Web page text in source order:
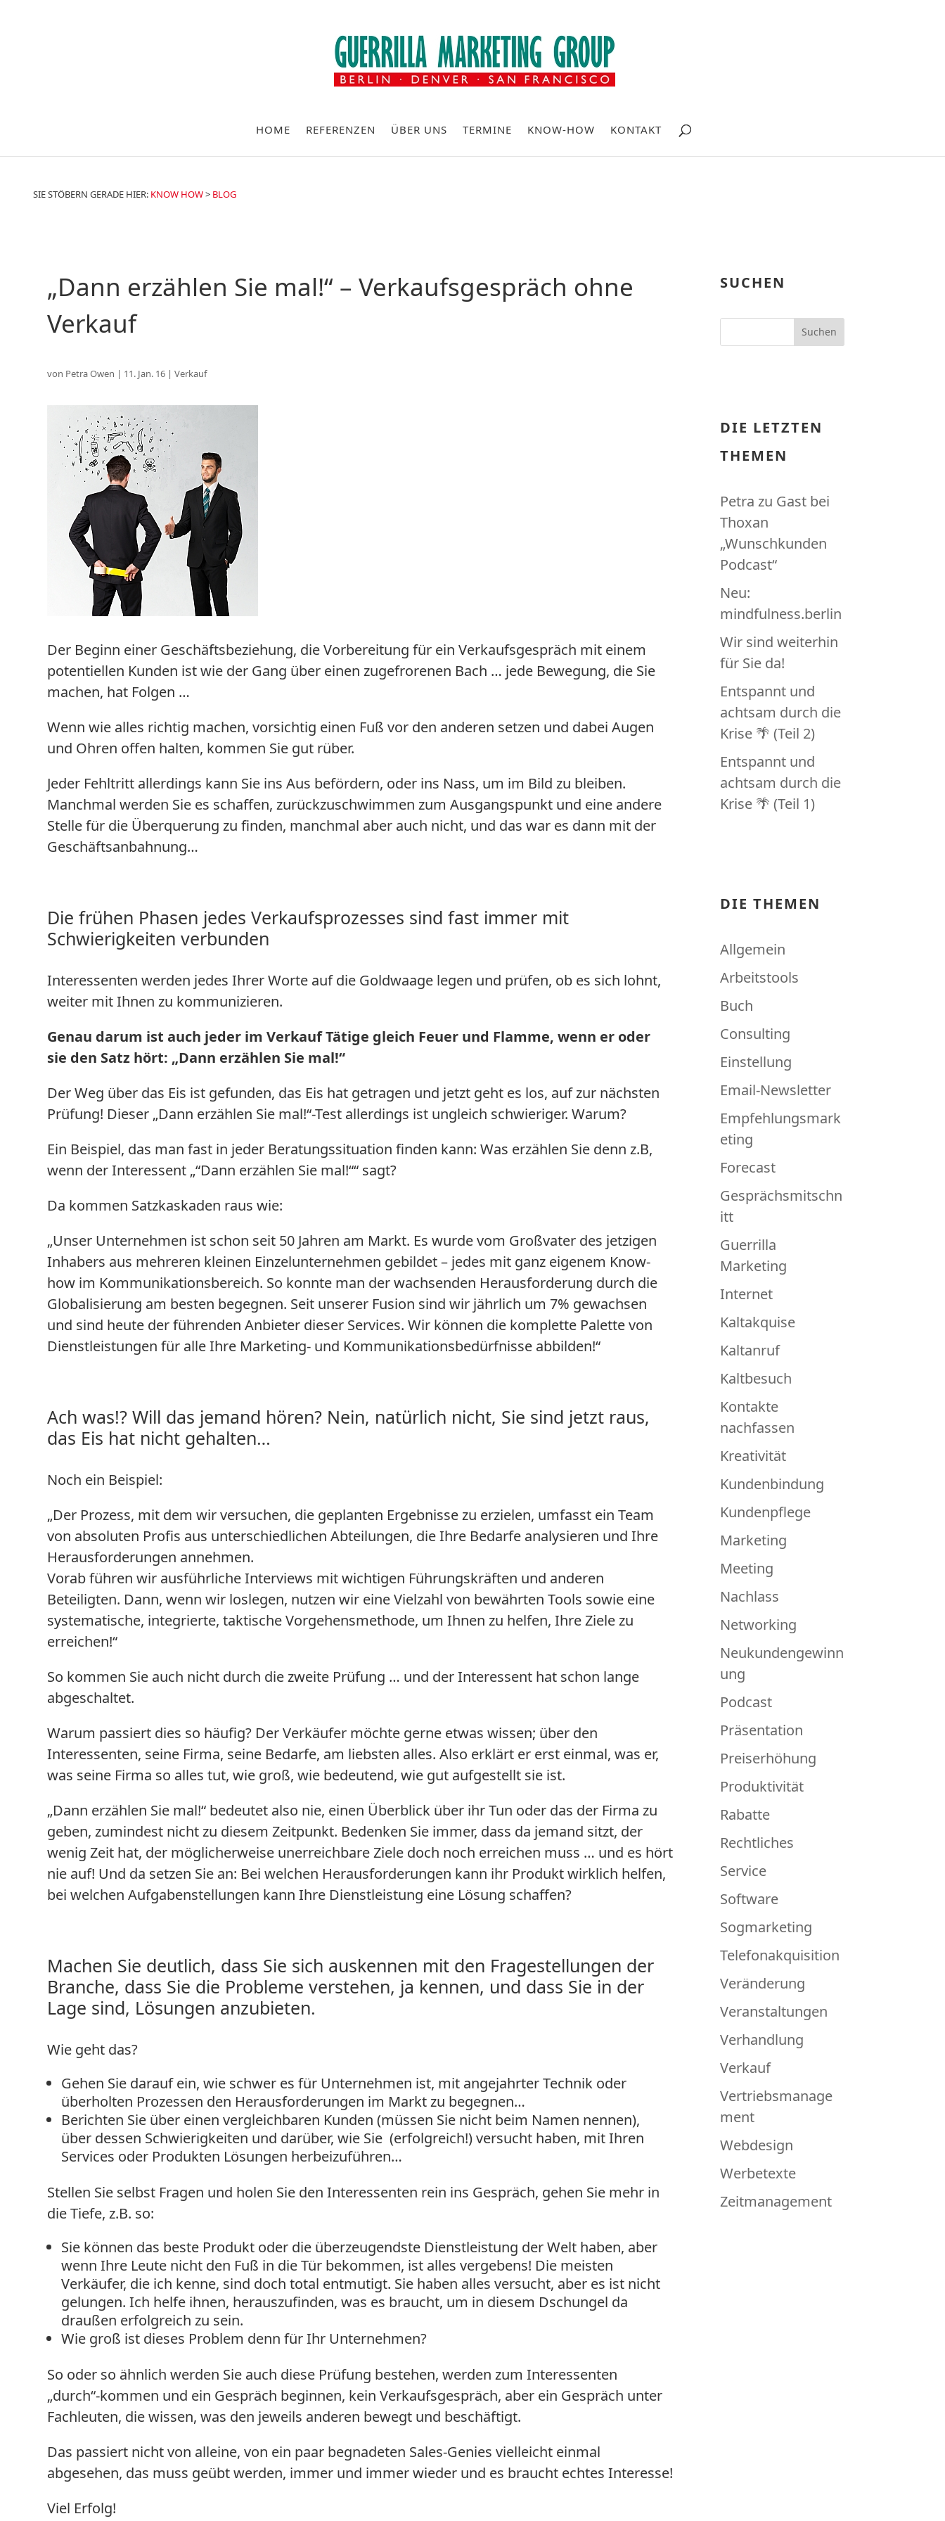
HOME REFERENZEN ÜBER UNS TERMINE KNOW-HOW KONTAKT
SIE STÖBERN GERADE HIER: KNOW HOW> BLOG
„Dann erzählen Sie mal!“ – Verkaufsgespräch ohne
Verkauf
von Petra Owen | 11. Jan. 16 |Verkauf
Der Beginn einer Geschäftsbeziehung, die Vorbereitung für ein Verkaufsgespräch mit einem
potentiellen Kunden ist wie der Gang über einen zugefrorenen Bach … jede Bewegung, die Sie
machen, hat Folgen …
Wenn wie alles richtig machen, vorsichtig einen Fuß vor den anderen setzen und dabei Augen
und Ohren offen halten, kommen Sie gut rüber.
Jeder Fehltritt allerdings kann Sie ins Aus befördern, oder ins Nass, um im Bild zu bleiben.
Manchmal werden Sie es schaffen, zurückzuschwimmen zum Ausgangspunkt und eine andere
Stelle für die Überquerung zu finden, manchmal aber auch nicht, und das war es dann mit der
Geschäftsanbahnung…
Die frühen Phasen jedes Verkaufsprozesses sind fast immer mit
Schwierigkeiten verbunden
Interessenten werden jedes Ihrer Worte auf die Goldwaage legen und prüfen, ob es sich lohnt,
weiter mit Ihnen zu kommunizieren.
Genau darum ist auch jeder im Verkauf Tätige gleich Feuer und Flamme, wenn er oder
sie den Satz hört: „Dann erzählen Sie mal!“
Der Weg über das Eis ist gefunden, das Eis hat getragen und jetzt geht es los, auf zur nächsten
Prüfung! Dieser „Dann erzählen Sie mal!“-Test allerdings ist ungleich schwieriger. Warum?
Ein Beispiel, das man fast in jeder Beratungssituation finden kann: Was erzählen Sie denn z.B,
wenn der Interessent „“Dann erzählen Sie mal!““ sagt?
Da kommen Satzkaskaden raus wie:
„Unser Unternehmen ist schon seit 50 Jahren am Markt. Es wurde vom Großvater des jetzigen
Inhabers aus mehreren kleinen Einzelunternehmen gebildet – jedes mit ganz eigenem Know-
how im Kommunikationsbereich. So konnte man der wachsenden Herausforderung durch die
Globalisierung am besten begegnen. Seit unserer Fusion sind wir jährlich um 7% gewachsen
und sind heute der führenden Anbieter dieser Services. Wir können die komplette Palette von
Dienstleistungen für alle Ihre Marketing- und Kommunikationsbedürfnisse abbilden!“
Ach was!? Will das jemand hören? Nein, natürlich nicht, Sie sind jetzt raus,
das Eis hat nicht gehalten…
Noch ein Beispiel:
„Der Prozess, mit dem wir versuchen, die geplanten Ergebnisse zu erzielen, umfasst ein Team
von absoluten Profis aus unterschiedlichen Abteilungen, die Ihre Bedarfe analysieren und Ihre
Herausforderungen annehmen.
Vorab führen wir ausführliche Interviews mit wichtigen Führungskräften und anderen
Beteiligten. Dann, wenn wir loslegen, nutzen wir eine Vielzahl von bewährten Tools sowie eine
systematische, integrierte, taktische Vorgehensmethode, um Ihnen zu helfen, Ihre Ziele zu
erreichen!“
So kommen Sie auch nicht durch die zweite Prüfung … und der Interessent hat schon lange
abgeschaltet.
Warum passiert dies so häufig? Der Verkäufer möchte gerne etwas wissen; über den
Interessenten, seine Firma, seine Bedarfe, am liebsten alles. Also erklärt er erst einmal, was er,
was seine Firma so alles tut, wie groß, wie bedeutend, wie gut aufgestellt sie ist.
„Dann erzählen Sie mal!“ bedeutet also nie, einen Überblick über ihr Tun oder das der Firma zu
geben, zumindest nicht zu diesem Zeitpunkt. Bedenken Sie immer, dass da jemand sitzt, der
wenig Zeit hat, der möglicherweise unerreichbare Ziele doch noch erreichen muss … und es hört
nie auf! Und da setzen Sie an: Bei welchen Herausforderungen kann ihr Produkt wirklich helfen,
bei welchen Aufgabenstellungen kann Ihre Dienstleistung eine Lösung schaffen?
Machen Sie deutlich, dass Sie sich auskennen mit den Fragestellungen der
Branche, dass Sie die Probleme verstehen, ja kennen, und dass Sie in der
Lage sind, Lösungen anzubieten.
Wie geht das?
Gehen Sie darauf ein, wie schwer es für Unternehmen ist, mit angejahrter Technik oder
überholten Prozessen den Herausforderungen im Markt zu begegnen…
Berichten Sie über einen vergleichbaren Kunden (müssen Sie nicht beim Namen nennen),
über dessen Schwierigkeiten und darüber, wie Sie (erfolgreich!) versucht haben, mit Ihren
Services oder Produkten Lösungen herbeizuführen…
Stellen Sie selbst Fragen und holen Sie den Interessenten rein ins Gespräch, gehen Sie mehr in
die Tiefe, z.B. so:
Sie können das beste Produkt oder die überzeugendste Dienstleistung der Welt haben, aber
wenn Ihre Leute nicht den Fuß in die Tür bekommen, ist alles vergebens! Die meisten
Verkäufer, die ich kenne, sind doch total entmutigt. Sie haben alles versucht, aber es ist nicht
gelungen. Ich helfe ihnen, herauszufinden, was es braucht, um in diesem Dschungel da
draußen erfolgreich zu sein.
Wie groß ist dieses Problem denn für Ihr Unternehmen?
So oder so ähnlich werden Sie auch diese Prüfung bestehen, werden zum Interessenten
„durch“-kommen und ein Gespräch beginnen, kein Verkaufsgespräch, aber ein Gespräch unter
Fachleuten, die wissen, was den jeweils anderen bewegt und beschäftigt.
Das passiert nicht von alleine, von ein paar begnadeten Sales-Genies vielleicht einmal
abgesehen, das muss geübt werden, immer und immer wieder und es braucht echtes Interesse!
Viel Erfolg!
SUCHEN
DIE LETZTEN
THEMEN
Petra zu Gast bei
Thoxan
„Wunschkunden
Podcast“
Neu:
mindfulness.berlin
Wir sind weiterhin
für Sie da!
Entspannt und
achtsam durch die
Krise 🌴 (Teil 2)
Entspannt und
achtsam durch die
Krise 🌴 (Teil 1)
DIE THEMEN
Allgemein
Arbeitstools
Buch
Consulting
Einstellung
Email-Newsletter
Empfehlungsmark
eting
Forecast
Gesprächsmitschn
itt
Guerrilla
Marketing
Internet
Kaltakquise
Kaltanruf
Kaltbesuch
Kontakte
nachfassen
Kreativität
Kundenbindung
Kundenpflege
Marketing
Meeting
Nachlass
Networking
Neukundengewinn
ung
Podcast
Präsentation
Preiserhöhung
Produktivität
Rabatte
Rechtliches
Service
Software
Sogmarketing
Telefonakquisition
Veränderung
Veranstaltungen
Verhandlung
Verkauf
Vertriebsmanage
ment
Webdesign
Werbetexte
Zeitmanagement